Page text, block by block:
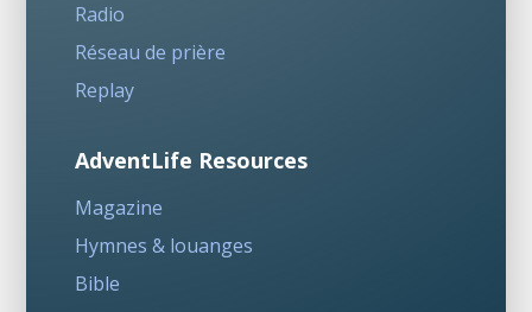
Radio
Réseau de prière
Replay
AdventLife Resources
Magazine
Hymnes & louanges
Bible